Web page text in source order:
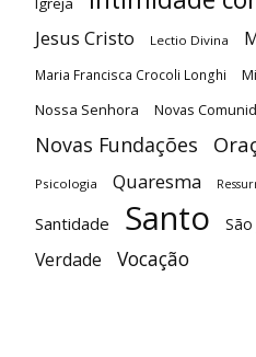
Jesus Cristo Lectio Divina
Maria Francisca Crocoli Longhi
Nossa Senhora Novas
Novas Fundações
Psicologia Quaresma
Santidade Santo
Verdade Vocação